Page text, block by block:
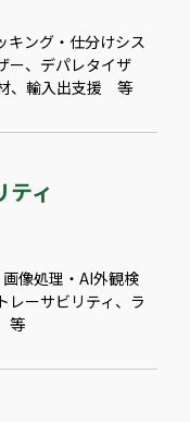
キング・仕分けシス
ー、デパレタイザ
、輸入出支援 等
ティ
像処理・AI外観検
レーサビリティ、ラ
等